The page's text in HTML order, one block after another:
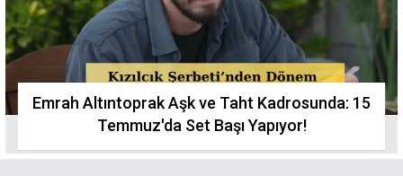
Emrah Altıntoprak Aşk ve Taht Kadrosunda: 15
Temmuz'da Set Başı Yapıyor!